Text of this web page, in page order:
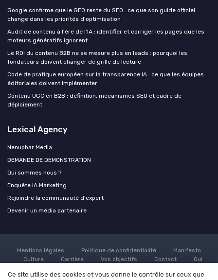
Google confirme que le GEO reste du SEO : ce que son guide officiel
change dans les priorités d'optimisation
Audit de contenu à l'ère de l'IA : identifier et corriger les pages que les
moteurs génératifs ignorent
Le ROI du contenu B2B ne se mesure plus en leads : pourquoi les
fondateurs doivent changer de grille de lecture
Code de pratique européen sur la transparence IA : ce que les équipes
éditoriales doivent implémenter
Contenu UGC en B2B : définition, mécanismes SEO et cadre de
déploiement
Lexical Agency
Nenuphar Media
DEMANDE DE DEMONSTRATION
Qui sommes nous ?
Enquête IA Marketing
Rejoindre la communauté d'expert
Devenir un média partenaire
Mentions légales Politique de confidentialité
Manifesto
Culture
Carrière Vos objectifs Contact
Qui
marketing
Rejoindre la communauté d'expert Devenir un
Ce site utilise des cookies et vous donne le contrôle sur ceux que